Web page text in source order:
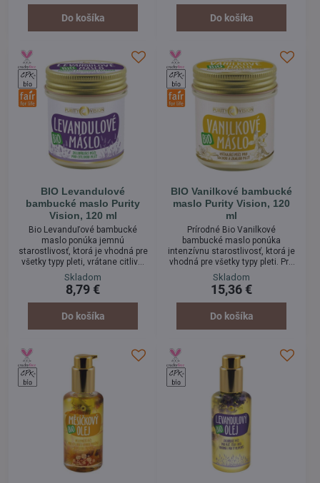
masáže. Vďaka svojmu
jemnému zloženiu a získanej
Do košíka
zvláčni, bez toho, aby na nej
zanechal mastný film. Vďaka
Do košíka
BIO Levandulové
bambucké maslo Purity
Vision, 120 ml
Bio Levanduľové bambucké
maslo ponúka jemnú
starostlivosť, ktorá je vhodná pre
všetky typy pleti, vrátane citlivej
pokožky a pokožky bábätiek.
Pomáha upokojiť podráždenie,
hodí sa tak aj pre problematickú
pokožku. Obľúbite si ho najmä
pre jeho upokojujúcu vôňu a
Skladom
8,79 €
Do košíka
BIO Vanilkové bambucké
maslo Purity Vision, 120
ml
Prírodné Bio Vanilkové
bambucké maslo ponúka
intenzívnu starostlivosť, ktorá je
vhodná pre všetky typy pleti. Pre
svoje ošetrujúce vlastnosti si ho
obľúbi najmä suchá a zrelá pleť.
Je vynikajúce ako ošetrujúce
telové maslo, ochranný krém
alebo zjemňujúci balzam na
Skladom
15,36 €
Do košíka